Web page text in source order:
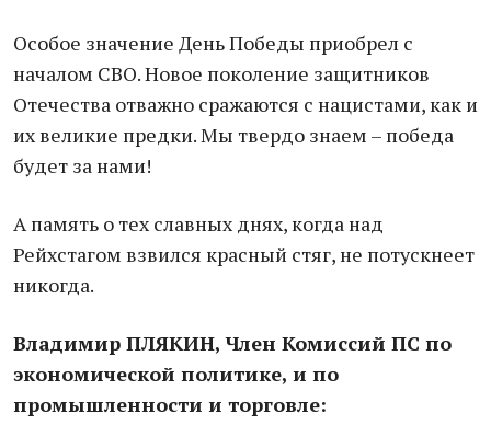
Особое значение День Победы приобрел с
началом СВО. Новое поколение защитников
Отечества отважно сражаются с нацистами, как и
их великие предки. Мы твердо знаем – победа
будет за нами!
А память о тех славных днях, когда над
Рейхстагом взвился красный стяг, не потускнеет
никогда.
Владимир ПЛЯКИН, Член Комиссий ПС по
экономической политике, и по
промышленности и торговле: